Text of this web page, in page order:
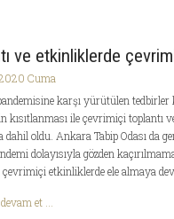
ve etkinliklerde
Cuma
karşı yürütülen tedbirler
kısıtlanması ile çevrimiçi toplantı
dahil oldu. Ankara Tabip Odası da
dolayısıyla gözden
çevrimiçi etkinliklerde ele almaya
et ...